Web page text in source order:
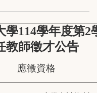
學114學年度第2
教師徵才公告
應徵資格